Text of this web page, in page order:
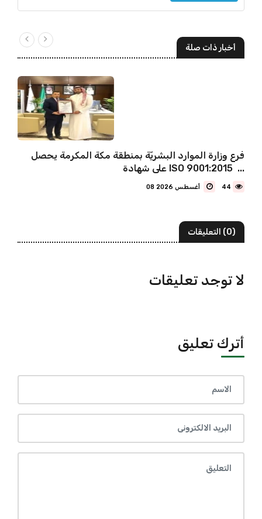
أخبار ذات صلة
فرع وزارة الموارد البشريّة بمنطقة مكة المكرمة يحصل
على شهادة ISO 9001:2015 ...
44
(0) التعليقات
لا توجد تعليقات
أترك تعليق